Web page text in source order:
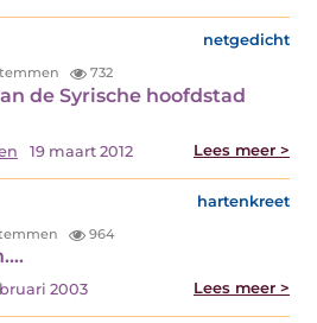
netgedicht
732
de Syrische hoofdstad
19 maart 2012 Lees meer >
hartenkreet
964
2003 Lees meer >